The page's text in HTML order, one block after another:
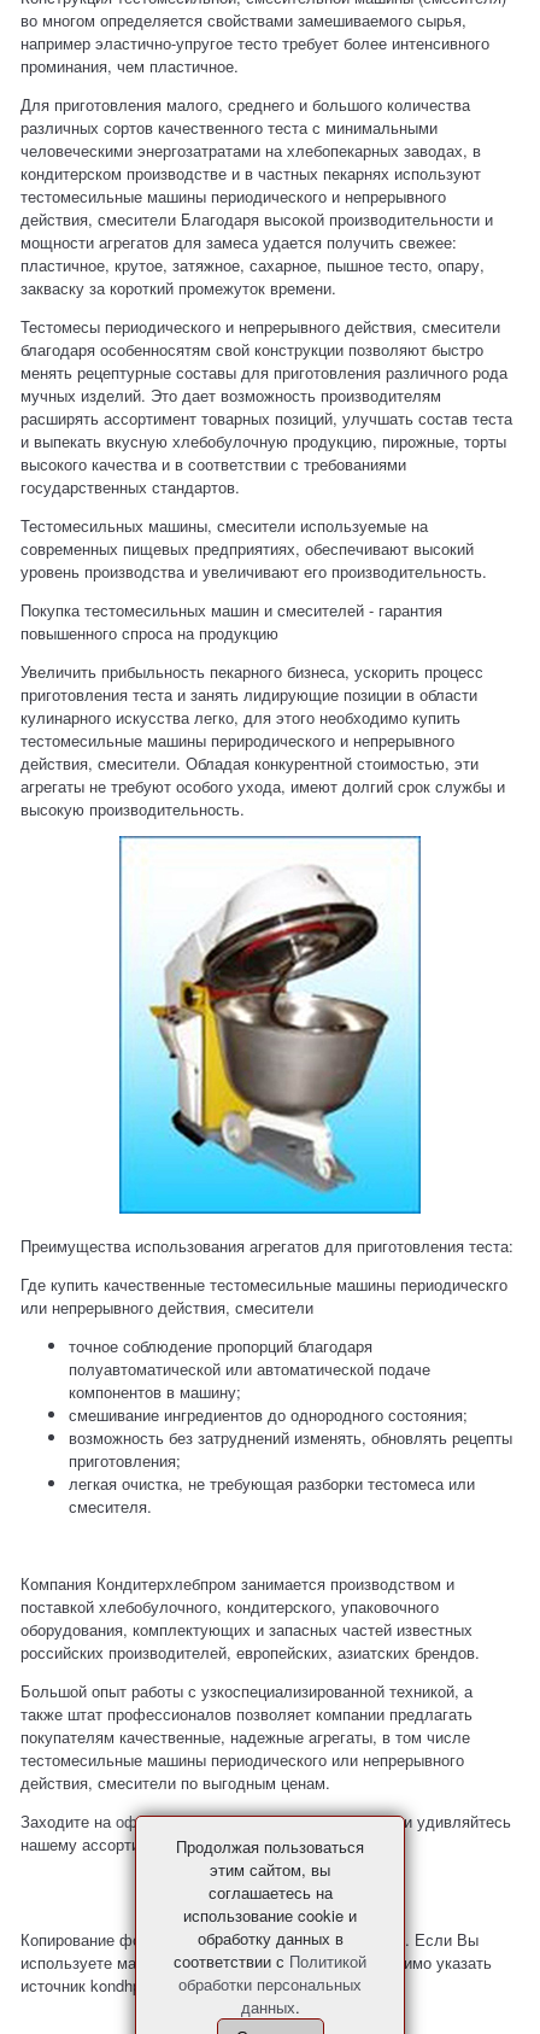
во многом определяется свойствами замешиваемого сырья,
например эластично-упругое тесто требует более интенсивного
проминания, чем пластичное.
Для приготовления малого, среднего и большого количества
различных сортов качественного теста с минимальными
человеческими энергозатратами на хлебопекарных заводах, в
кондитерском производстве и в частных пекарнях используют
тестомесильные машины периодического и непрерывного
действия, смесители Благодаря высокой производительности и
мощности агрегатов для замеса удается получить свежее:
пластичное, крутое, затяжное, сахарное, пышное тесто, опару,
закваску за короткий промежуток времени.
Тестомесы периодического и непрерывного действия, смесители
благодаря особенносятям свой конструкции позволяют быстро
менять рецептурные составы для приготовления различного рода
мучных изделий. Это дает возможность производителям
расширять ассортимент товарных позиций, улучшать состав теста
и выпекать вкусную хлебобулочную продукцию, пирожные, торты
высокого качества и в соответствии с требованиями
государственных стандартов.
Тестомесильных машины, смесители используемые на
современных пищевых предприятиях, обеспечивают высокий
уровень производства и увеличивают его производительность.
Покупка тестомесильных машин и смесителей - гарантия
повышенного спроса на продукцию
Увеличить прибыльность пекарного бизнеса, ускорить процесс
приготовления теста и занять лидирующие позиции в области
кулинарного искусства легко, для этого необходимо купить
тестомесильные машины периродического и непрерывного
действия, смесители. Обладая конкурентной стоимостью, эти
агрегаты не требуют особого ухода, имеют долгий срок службы и
высокую производительность.
Преимущества использования агрегатов для приготовления теста:
Где купить качественные тестомесильные машины периодическго
или непрерывного действия, смесители
точное соблюдение пропорций благодаря
полуавтоматической или автоматической подаче
компонентов в машину;
смешивание ингредиентов до однородного состояния;
возможность без затруднений изменять, обновлять рецепты
приготовления;
легкая очистка, не требующая разборки тестомеса или
смесителя.
Компания Кондитерхлебпром занимается производством и
поставкой хлебобулочного, кондитерского, упаковочного
оборудования, комплектующих и запасных частей известных
российских производителей, европейских, азиатских брендов.
Большой опыт работы с узкоспециализированной техникой, а
также штат профессионалов позволяет компании предлагать
покупателям качественные, надежные агрегаты, в том числе
тестомесильные машины периодического или непрерывного
действия, смесители по выгодным ценам.
Заходите наофициальный сайтКондитерхлебпром и удивляйтесь
нашему ассортименту и ценам!
Копирование фото и материалов с сайта запрещено. Если Вы
используете материалы с нашего сайта, то необходимо указать
источник kondhp.ru
Продолжая пользоваться
этим сайтом, вы
соглашаетесь на
использование cookie и
обработку данных в
соответствии с Политикой
обработки персональных
данных.